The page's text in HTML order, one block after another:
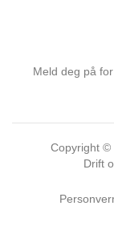
Meld deg på
Copyright ©
Drift